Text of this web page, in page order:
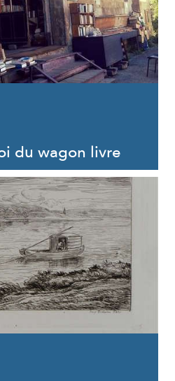
du wagon livre